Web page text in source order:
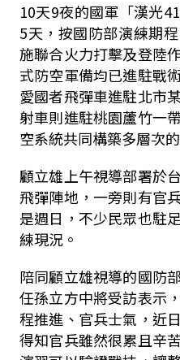
10天9夜的國軍「漢光
5天，按國防部演練期
施聯合火力打擊及登陸
式防空軍備均已進駐戰
愛國者飛彈車進駐北市
射車則進駐桃園蘆竹一
空系統共同構築多層次
顧立雄上午視導部署於
飛彈陣地，一旁則有官
是週日，不少民眾也駐
練現況。
陪同顧立雄視導的國防
任孫立方中將受訪表示
程推進、官兵士氣，近
得知官兵雖然很累且辛